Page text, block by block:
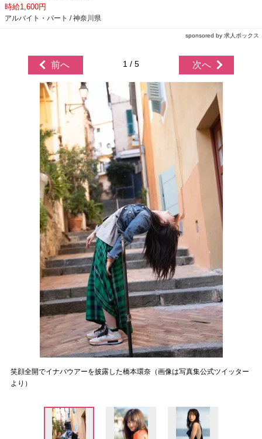
時給1,600円
アルバイト・パート / 神奈川県
sponsored by 求人ボックス
前へ 1 / 5 次へ
笑顔全開でイナバウアーを披露した橋本環奈（画像は写真集公式ツイッター
より）